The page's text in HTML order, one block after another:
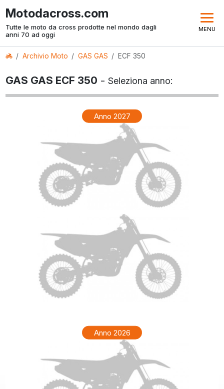
Motodacross.com
Tutte le moto da cross prodotte nel mondo dagli
anni 70 ad oggi
MENU
Archivio Moto GAS GAS ECF 350
GAS GAS ECF 350 -Seleziona anno:
Anno 2027
Anno 2026